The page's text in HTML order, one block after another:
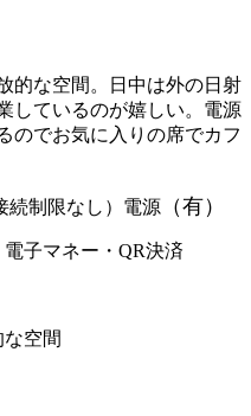
的な空間。日中は外の日射
しているのが嬉しい。電源
のでお気に入りの席でカフ
続制限なし）電源 （有）
子マネー・QR決済
空間